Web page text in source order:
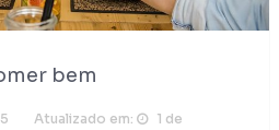
bem
Atualizado em:
1 de